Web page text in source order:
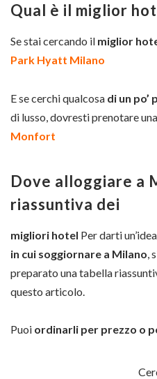
Qual è il miglior
Se stai cercando il miglior
Park Hyatt Milano
E se cerchi qualcosa di un po’
di lusso, dovresti prenotare
Monfort
Dove alloggiare a
riassuntiva dei
migliori hotel Per darti
in cui soggiornare a Milano ,
preparato una tabella
questo articolo.
Puoi ordinarli per prezzo o